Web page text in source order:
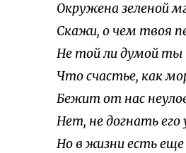
Окружена зеленой
Скажи, о чем твоя
Не той ли думой
Что счастье, как
Бежит от нас
Нет, не догнать
Но в жизни есть